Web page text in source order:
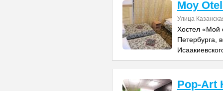
Moy
Улица
Хостел «Мой
Петербурга,
Pop-Art